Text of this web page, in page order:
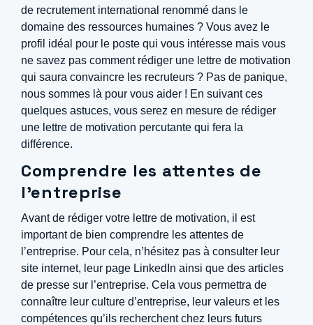
de recrutement international renommé dans le
domaine des ressources humaines ? Vous avez le
profil idéal pour le poste qui vous intéresse mais vous
ne savez pas comment rédiger une lettre de motivation
qui saura convaincre les recruteurs ? Pas de panique,
nous sommes là pour vous aider ! En suivant ces
quelques astuces, vous serez en mesure de rédiger
une lettre de motivation percutante qui fera la
différence.
Comprendre les attentes de
l’entreprise
Avant de rédiger votre lettre de motivation, il est
important de bien comprendre les attentes de
l’entreprise. Pour cela, n’hésitez pas à consulter leur
site internet, leur page LinkedIn ainsi que des articles
de presse sur l’entreprise. Cela vous permettra de
connaître leur culture d’entreprise, leur valeurs et les
compétences qu’ils recherchent chez leurs futurs